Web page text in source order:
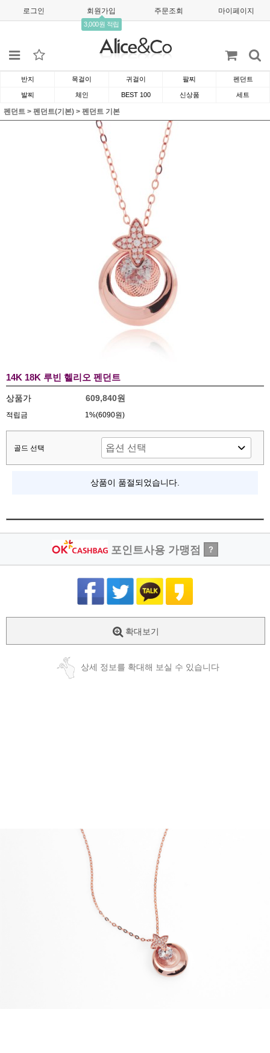
로그인 회원가입
3,000원 적립
주문조회 마이페이지
반지 목걸이 귀걸이 팔찌 펜던트
발찌 체인 BEST 100 신상품 세트
펜던트 > 펜던트(기본) > 펜던트 기본
14K 18K 루빈 헬리오 펜던트
상품가 609,840원
적립금 1%(6090원)
골드 선택
상품이 품절되었습니다.
포인트사용 가맹점 ?
확대보기
상세 정보를 확대해 보실 수 있습니다